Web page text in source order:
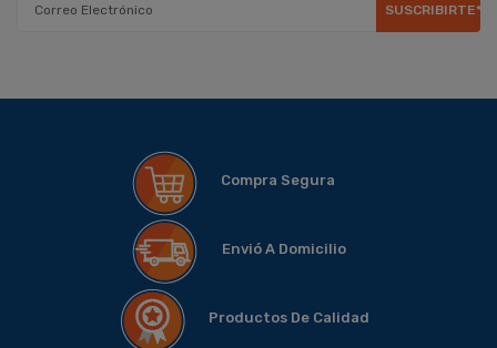
SUSCRIBIRTE*
Compra Segura
Envió A Domicilio
Productos De Calidad